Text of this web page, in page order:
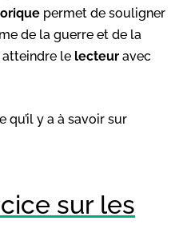
permet de souligner
de la guerre et de la
atteindre le lecteur avec
qu’il y a à savoir sur
sur les